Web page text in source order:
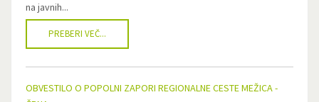
na javnih...
PREBERI VEČ...
OBVESTILO O POPOLNI ZAPORI REGIONALNE CESTE MEŽICA -